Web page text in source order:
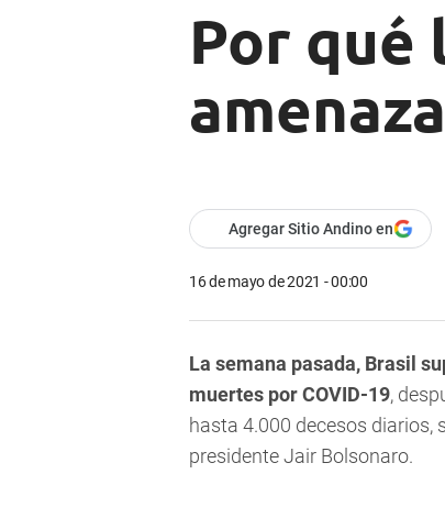
Por qué
Agregar Sitio Andino en
16 de mayo de 2021 - 00:00
La semana pasada, Brasil
muertes por COVID-19,
hasta 4.000 decesos diarios,
presidente Jair Bolsonaro.